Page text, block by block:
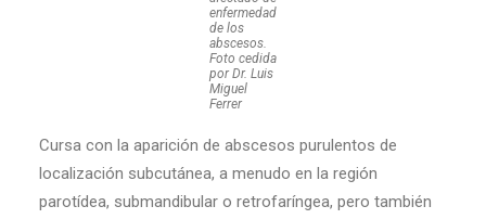
enfermedad
de los
abscesos.
Foto cedida
por Dr. Luis
Miguel
Ferrer
Cursa con la aparición de abscesos purulentos de
localización subcutánea, a menudo en la región
parotídea, submandibular o retrofaríngea, pero también